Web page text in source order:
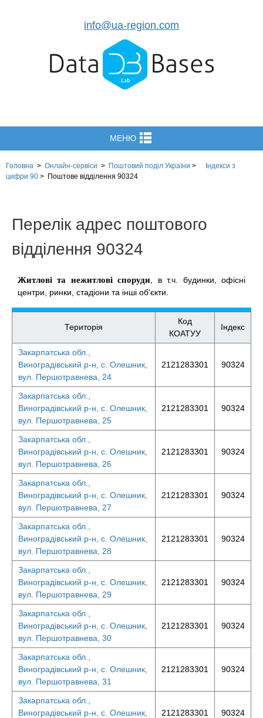
info@ua-region.com
МЕНЮ
Головна > Онлайн-сервіси > Поштовий поділ України >
Індекси з
цифри 90 > Поштове відділення 90324
Перелік адрес поштового
відділення 90324
Житлові та нежитлові споруди , в т.ч. будинки, офісні
центри, ринки, стадіони та інші об'єкти.
Територія
Код
КОАТУУ
Індекс
Закарпатська обл.,
Виноградівський р-н, с. Олешник,
вул. Першотравнева, 24
2121283301 90324
Закарпатська обл.,
Виноградівський р-н, с. Олешник,
вул. Першотравнева, 25
2121283301 90324
Закарпатська обл.,
Виноградівський р-н, с. Олешник,
вул. Першотравнева, 26
2121283301 90324
Закарпатська обл.,
Виноградівський р-н, с. Олешник,
вул. Першотравнева, 27
2121283301 90324
Закарпатська обл.,
Виноградівський р-н, с. Олешник,
вул. Першотравнева, 28
2121283301 90324
Закарпатська обл.,
Виноградівський р-н, с. Олешник,
вул. Першотравнева, 29
2121283301 90324
Закарпатська обл.,
Виноградівський р-н, с. Олешник,
вул. Першотравнева, 30
2121283301 90324
Закарпатська обл.,
Виноградівський р-н, с. Олешник,
вул. Першотравнева, 31
2121283301 90324
Закарпатська обл.,
Виноградівський р-н, с. Олешник,
2121283301 90324